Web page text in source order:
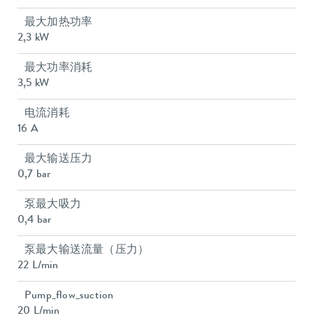
最大加热功率
2,3 kW
最大功率消耗
3,5 kW
电流消耗
16 A
最大输送压力
0,7 bar
泵最大吸力
0,4 bar
泵最大输送流量（压力）
22 L/min
Pump_flow_suction
20 L/min